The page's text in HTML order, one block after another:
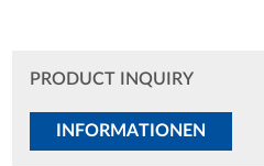
PRODUCT INQUIRY
INFORMATIONEN